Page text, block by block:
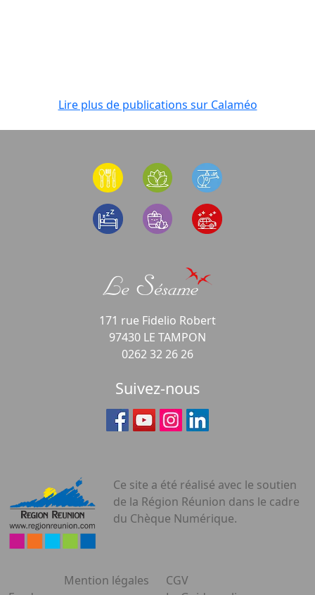
Lire plus de publications sur Calaméo
171 rue Fidelio Robert
97430 LE TAMPON
0262 32 26 26
Suivez-nous
Ce site a été réalisé avec le soutien
de la Région Réunion dans le cadre
du Chèque Numérique.
Mention légales
CGV